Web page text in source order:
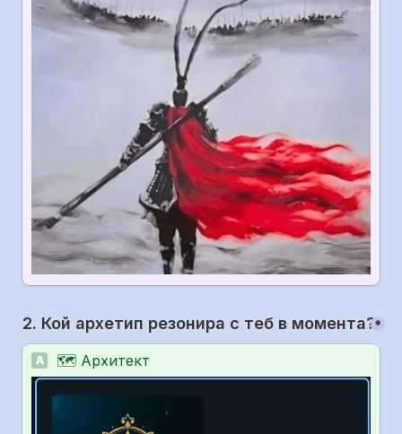
2. Кой архетип резонира с теб в момента?*
A 🗺️ Архитект